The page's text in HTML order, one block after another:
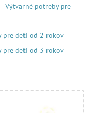
Výtvarné potreby pre
pre deti od 2 rokov
pre deti od 3 rokov